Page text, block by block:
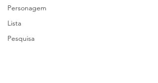
Personagem
Lista
Pesquisa